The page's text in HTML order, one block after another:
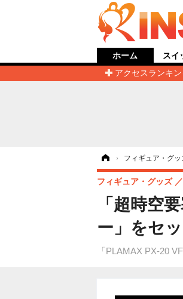
ホーム
アクセスランキ
スイ
› フィギュア・グッ
「超時空
ー」をセ
「PLAMAX PX-20
フィギュア・グッズ